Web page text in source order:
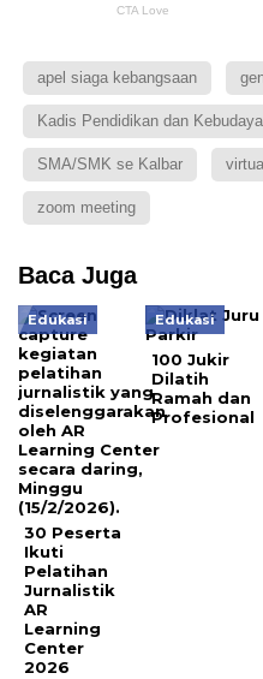
apel siaga kebangsaan
Kadis Pendidikan dan
SMA/SMK se Kalbar virtual
zoom meeting
Baca Juga
Edukasi
30 Peserta
Ikuti
Pelatihan
Jurnalistik
AR
Learning
Center
2026
Edukasi
100 Jukir
Dilatih
Ramah dan
Profesional